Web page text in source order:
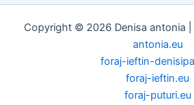
Copyright © 2026 Denisa antonia |
antonia.eu
foraj-ieftin-
foraj-ieftin.eu
foraj-puturi.eu